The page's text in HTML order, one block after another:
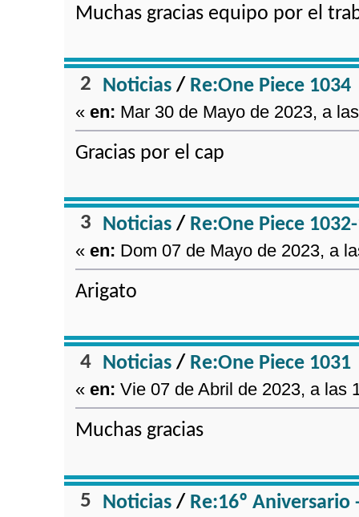
Muchas gracias equipo por el
2 Noticias/ Re:One Piece 1034
«en: Mar 30 de Mayo de 2023, a
Gracias por el cap
3 Noticias/ Re:One Piece
«en: Dom 07 de Mayo de 2023, a
Arigato
4 Noticias/ Re:One Piece 1031
«en: Vie 07 de Abril de 2023, a las
Muchas gracias
5 Noticias/ Re:16º Aniversario